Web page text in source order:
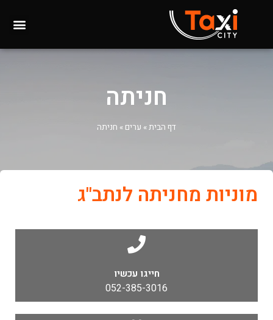
חניתה
דף הבית» ערים » חניתה
מוניות מחניתה לנתב"ג
חייגו עכשיו
052-385-3016